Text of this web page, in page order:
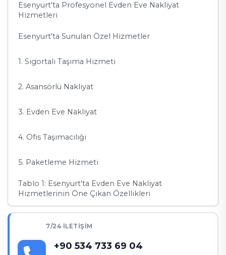
Esenyurt'ta Profesyonel Evden Eve Nakliyat
Hizmetleri
Esenyurt'ta Sunulan Özel Hizmetler
1. Sigortalı Taşıma Hizmeti
2. Asansörlü Nakliyat
3. Evden Eve Nakliyat
4. Ofis Taşımacılığı
5. Paketleme Hizmeti
Tablo 1: Esenyurt'ta Evden Eve Nakliyat
Hizmetlerinin Öne Çıkan Özellikleri
Esenyurt’ta Müşterilere Özel Çözümler
Avantajlar
7/24 İLETIŞIM
+90 534 733 69 04